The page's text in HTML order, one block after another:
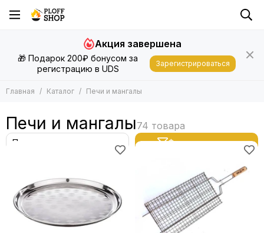
🎁 Подарок 200₽ бонусом за
регистрацию в UDS
Акция завершена
Зарегистрироваться
Главная Каталог Печи и мангалы
Печи и мангалы
Фильтр товаров